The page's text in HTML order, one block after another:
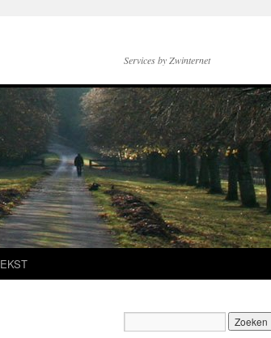
Services by Zwinternet